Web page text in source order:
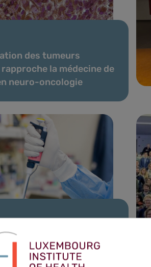
des tumeurs
la médecine de
neuro-oncologie
publie un mécanisme clé
thérapeutique dans la
aiguë